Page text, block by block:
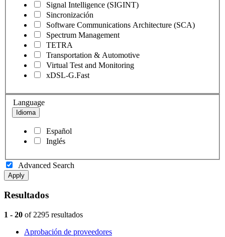
Signal Intelligence (SIGINT)
Sincronización
Software Communications Architecture (SCA)
Spectrum Management
TETRA
Transportation & Automotive
Virtual Test and Monitoring
xDSL-G.Fast
Language
Idioma
Español
Inglés
Advanced Search
Apply
Resultados
1 - 20 of 2295 resultados
Aprobación de proveedores